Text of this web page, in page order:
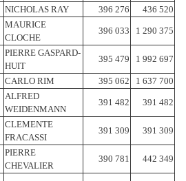
NICHOLAS RAY 396 276 436 520
MAURICE
CLOCHE
396 033 1 290 375
PIERRE GASPARD-
HUIT
395 479 1 992 697
CARLO RIM 395 062 1 637 700
ALFRED
WEIDENMANN
391 482 391 482
CLEMENTE
FRACASSI
391 309 391 309
PIERRE
CHEVALIER
390 781 442 349